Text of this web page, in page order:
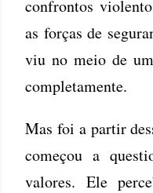
confrontos
as forças de
viu no meio de
completamente.
Mas foi a partir
começou a
valores. Ele